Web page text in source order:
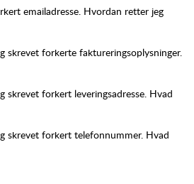
emailadresse. Hvordan retter jeg
skrevet forkerte faktureringsoplysninger.
skrevet forkert leveringsadresse. Hvad
skrevet forkert telefonnummer. Hvad